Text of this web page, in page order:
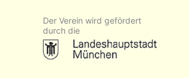
Der Verein wird gefördert
durch die